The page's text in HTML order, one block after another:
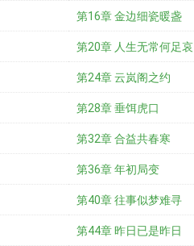
第16章 金边细瓷暖盏
第20章 人生无常何足哀
第24章 云岚阁之约
第28章 垂饵虎口
第32章 合益共春寒
第36章 年初局变
第40章 往事似梦难寻
第44章 昨日已是昨日